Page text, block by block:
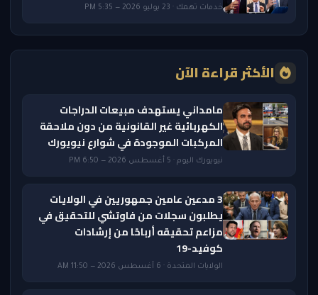
خدمات تهمك · 23 يوليو 2026 — 5:35 PM
الأكثر قراءة الآن
مامداني يستهدف مبيعات الدراجات
الكهربائية غير القانونية من دون ملاحقة
المركبات الموجودة في شوارع نيويورك
نيويورك اليوم · 5 أغسطس 2026 — 6:50 PM
3 مدعين عامين جمهوريين في الولايات
يطلبون سجلات من فاوتشي للتحقيق في
مزاعم تحقيقه أرباحًا من إرشادات
كوفيد-19
الولايات المتحدة · 6 أغسطس 2026 — 11:50 AM